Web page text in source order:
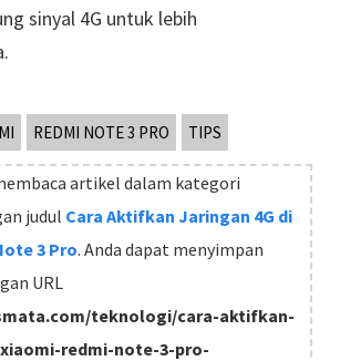
sinyal 4G untuk lebih
REDMI NOTE 3 PRO TIPS
artikel dalam kategori
judul Cara Aktifkan Jaringan 4G di
3 Pro. Anda dapat menyimpan
URL
teknologi/cara-aktifkan-
redmi-note-3-pro-